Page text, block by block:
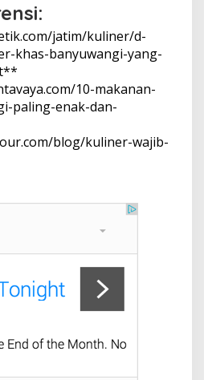
jatim/kuliner/d-
khas-banyuwangi-yang-
10-makanan-
paling-enak-dan-
blog/kuliner-wajib-